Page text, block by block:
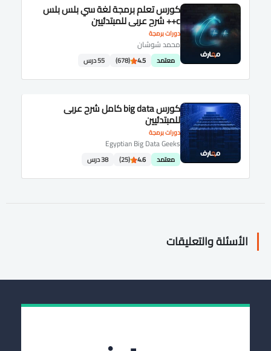
دورات برمجة
كورس تعلم برمجة لغة سي بلس بلس
c++ شرح عربى للمبتدئيين
محمد شوشان
معتمد 4.5
(678) 55 درس
دورات برمجة
كورس big data كامل شرح عربى
للمبتدئيين
Egyptian Big Data Geeks
معتمد 4.6
(25) 38 درس
الأسئلة والتعليقات